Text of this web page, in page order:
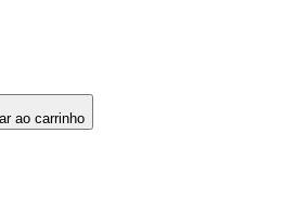
ao carrinho